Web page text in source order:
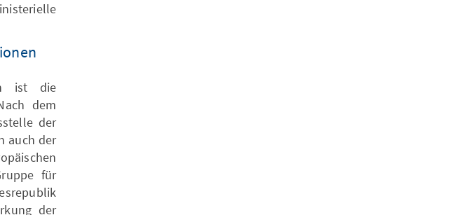
ist die
dem
der
auch der
für
der